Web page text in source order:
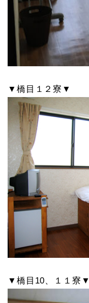
▼橋目１２寮▼
▼橋目10、１１寮▼